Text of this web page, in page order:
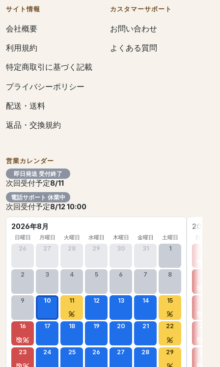
サイト情報
会社概要
利用規約
特定商取引に基づく記載
プライバシーポリシー
配送・送料
返品・交換規約
カスタマーサポート
お問い合わせ
よくある質問
営業カレンダー
即日発送 受付終了
次回受付予定8/11
電話サポート 休業中
次回受付予定8/12 10:00
2026年8月
日曜日 月曜日 火曜日 水曜日 木曜日 金曜日 土曜日
26 27 28 29 30 31 1
2 3 4 5 6 7 8
9 10 11 12 13 14 15
16 17 18 19 20 21 22
23 24 25 26 27 28 29
2026年
日曜日